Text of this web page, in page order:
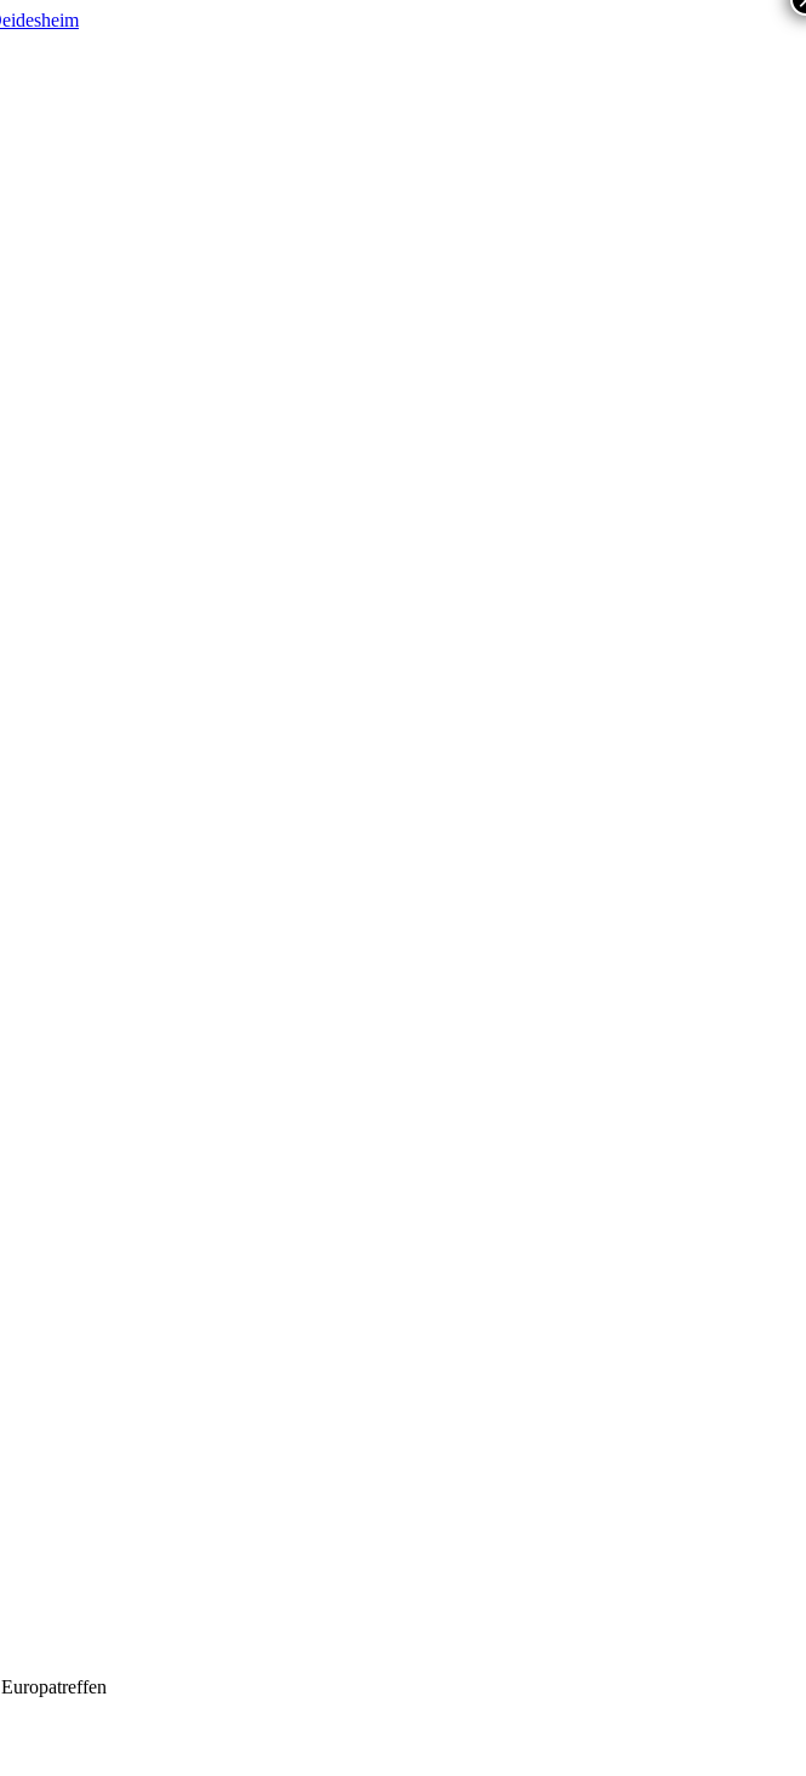
Europatreffen